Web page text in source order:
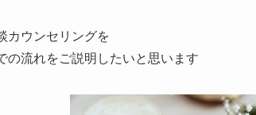
カウンセリングを
の流れをご説明したいと思います